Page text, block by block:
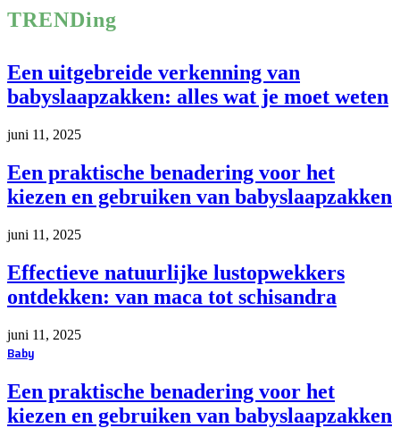
TRENDing
Een uitgebreide verkenning van
babyslaapzakken: alles wat je moet weten
juni 11, 2025
Een praktische benadering voor het
kiezen en gebruiken van babyslaapzakken
juni 11, 2025
Effectieve natuurlijke lustopwekkers
ontdekken: van maca tot schisandra
juni 11, 2025
Baby
Een praktische benadering voor het
kiezen en gebruiken van babyslaapzakken